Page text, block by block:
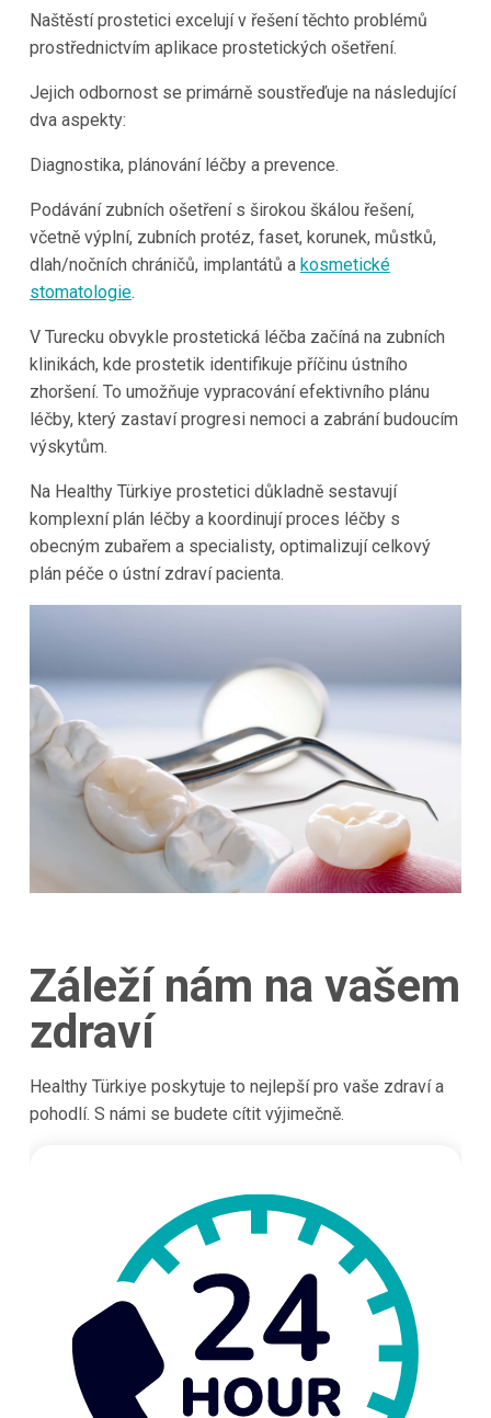
Naštěstí prostetici excelují v řešení těchto problémů
prostřednictvím aplikace prostetických ošetření.
Jejich odbornost se primárně soustřeďuje na následující
dva aspekty:
Diagnostika, plánování léčby a prevence.
Podávání zubních ošetření s širokou škálou řešení,
včetně výplní, zubních protéz, faset, korunek, můstků,
dlah/nočních chráničů, implantátů a kosmetické
stomatologie.
V Turecku obvykle prostetická léčba začíná na zubních
klinikách, kde prostetik identifikuje příčinu ústního
zhoršení. To umožňuje vypracování efektivního plánu
léčby, který zastaví progresi nemoci a zabrání budoucím
výskytům.
Na Healthy Türkiye prostetici důkladně sestavují
komplexní plán léčby a koordinují proces léčby s
obecným zubařem a specialisty, optimalizují celkový
plán péče o ústní zdraví pacienta.
Záleží nám na vašem
zdraví
Healthy Türkiye poskytuje to nejlepší pro vaše zdraví a
pohodlí. S námi se budete cítit výjimečně.